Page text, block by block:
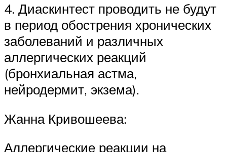
4. Диаскинтест проводить не будут
в период обострения хронических
заболеваний и различных
аллергических реакций
(бронхиальная астма,
нейродермит, экзема).
Жанна Кривошеева:
Аллергические реакции на